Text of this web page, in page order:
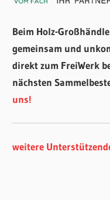
Beim Holz-
gemeinsam und
direkt zum FreiWerk
nächsten
uns!
weitere